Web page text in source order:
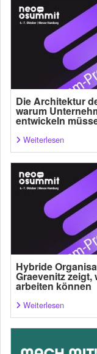
Die Architektur
warum
entwickeln
Weiterlesen
Hybride
Graevenitz zeigt,
arbeiten können
Weiterlesen